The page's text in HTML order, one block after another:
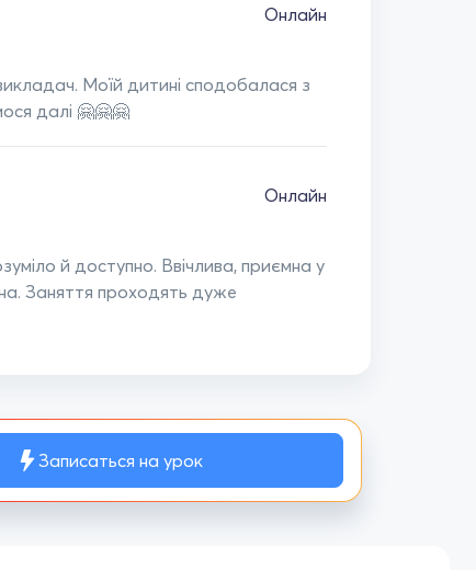
Онлайн
Моїй дитині сподобалася з
далі 🤗🤗🤗
Онлайн
й доступно. Ввічлива, приємна у
Заняття проходять дуже
Записаться на урок